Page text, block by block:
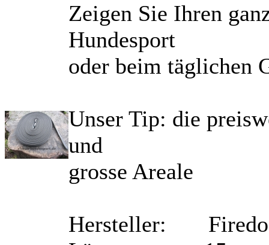
Zeigen Sie Ihren
Hundesport
oder beim täglichen
Unser Tip: die
und
grosse Areale
Hersteller: